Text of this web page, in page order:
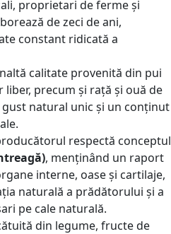
proprietari de ferme și
de zeci de ani,
constant ridicată a
calitate provenită din pui
liber, precum și rață și ouă de
natural unic și un conținut
respectă conceptul
, menținând un raport
interne, oase și cartilaje,
naturală a prădătorului și a
pe cale naturală.
din legume, fructe de